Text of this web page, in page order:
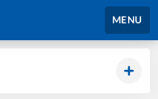
MENU